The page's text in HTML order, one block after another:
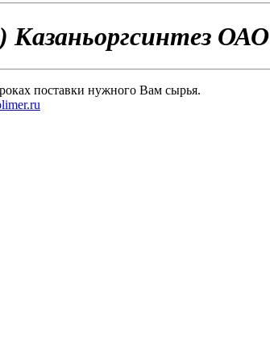
ОАО
поставки нужного Вам сырья.